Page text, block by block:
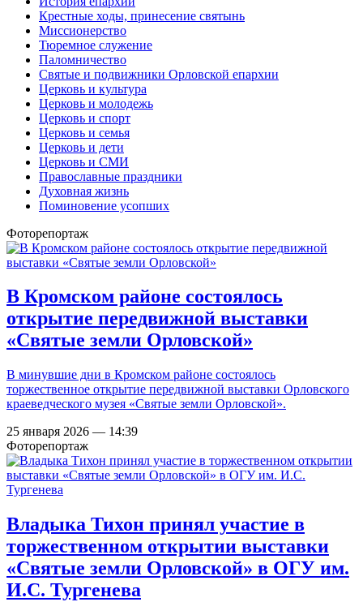
Крестные ходы, принесение святынь
Миссионерство
Тюремное служение
Паломничество
Святые и подвижники Орловской епархии
Церковь и культура
Церковь и молодежь
Церковь и спорт
Церковь и семья
Церковь и дети
Церковь и СМИ
Православные праздники
Духовная жизнь
Поминовение усопших
Фоторепортаж
В Кромском районе состоялось
открытие передвижной выставки
«Святые земли Орловской»
В минувшие дни в Кромском районе состоялось
торжественное открытие передвижной выставки Орловского
краеведческого музея «Святые земли Орловской».
25 января 2026 — 14:39
Фоторепортаж
Владыка Тихон принял участие в
торжественном открытии выставки
«Святые земли Орловской» в ОГУ им.
И.С. Тургенева